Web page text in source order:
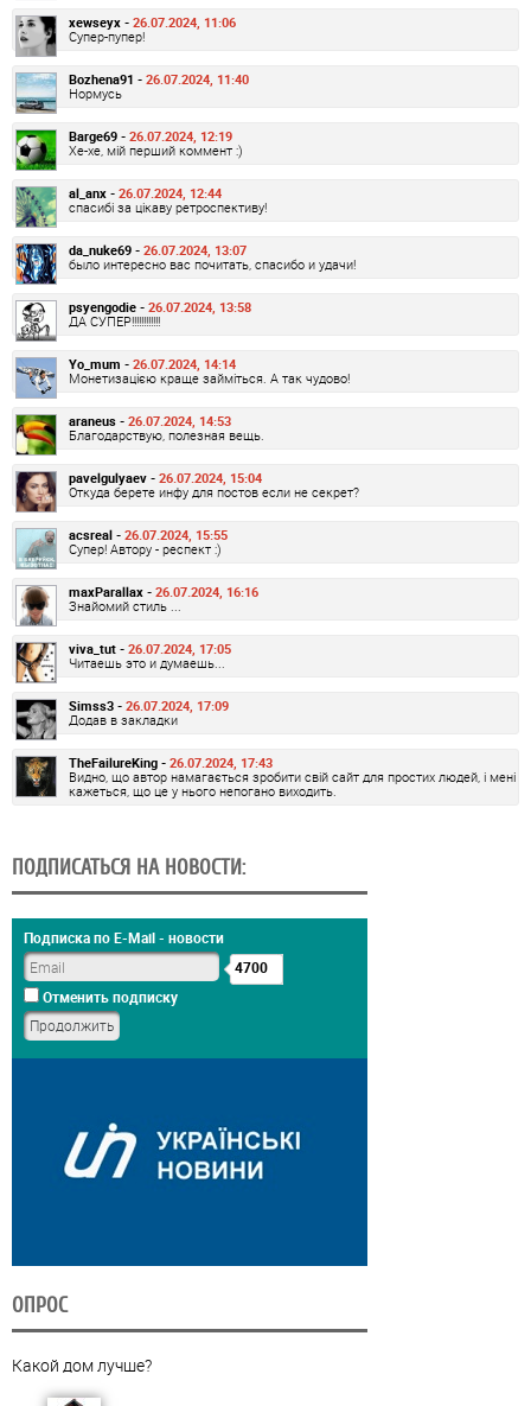
xewseyx - 26.07.2024, 11:06
Супер-пупер!
Bozhena91 - 26.07.2024, 11:40
Нормусь
Barge69 - 26.07.2024, 12:19
Хе-хе, мій перший коммент :)
al_anx - 26.07.2024, 12:44
спасибі за цікаву ретроспективу!
da_nuke69 - 26.07.2024, 13:07
было интересно вас почитать, спасибо и удачи!
psyengodie - 26.07.2024, 13:58
ДА СУПЕР!!!!!!!!!!!!
Yo_mum - 26.07.2024, 14:14
Монетизацією краще займіться. А так чудово!
araneus - 26.07.2024, 14:53
Благодарствую, полезная вещь.
pavelgulyaev - 26.07.2024, 15:04
Откуда берете инфу для постов если не секрет?
acsreal - 26.07.2024, 15:55
Супер! Автору - респект :)
maxParallax - 26.07.2024, 16:16
Знайомий стиль ...
viva_tut - 26.07.2024, 17:05
Читаешь это и думаешь...
Simss3 - 26.07.2024, 17:09
Додав в закладки
TheFailureKing - 26.07.2024, 17:43
Видно, що автор намагається зробити свій сайт для простих людей, і мені
кажеться, що це у нього непогано виходить.
ПОДПИСАТЬСЯ НА НОВОСТИ:
Подписка по E-Mail - новости
4700
Отменить подписку
ОПРОС
Какой дом лучше?